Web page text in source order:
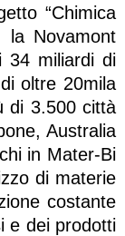
“Chimica
la Novamont
34 miliardi di
oltre 20mila
di 3.500 città
Australia
in Mater-Bi
di materie
costante
e dei prodotti